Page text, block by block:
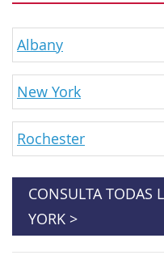
Albany
New York
Rochester
CONSULTA TODAS
YORK >